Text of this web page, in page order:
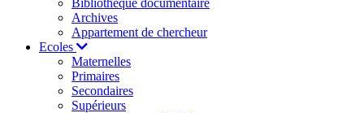
Bibliothèque documentaire
Archives
Appartement de chercheur
Ecoles
Maternelles
Primaires
Secondaires
Supérieurs